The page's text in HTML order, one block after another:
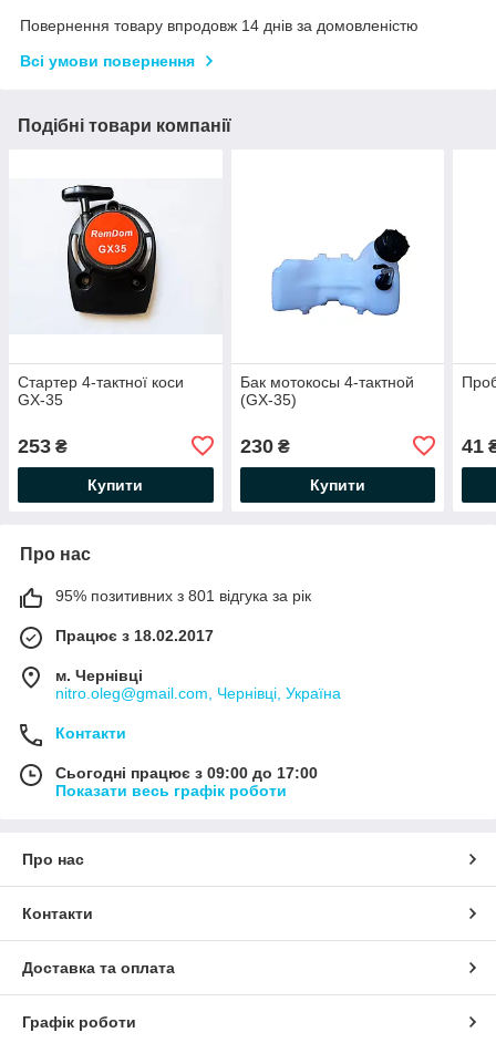
Повернення товару впродовж 14 днів за домовленістю
Всі умови повернення
Подібні товари компанії
Стартер 4-тактної коси
GX-35
253 ₴
Купити
Бак мотокосы 4-тактной
(GX-35)
230₴
Купити
41
Про нас
95% позитивних з 801 відгука за рік
Працює з 18.02.2017
м. Чернівці
nitro.oleg@gmail.com, Чернівці, Україна
Контакти
Сьогодні працює з 09:00 до 17:00
Показати весь графік роботи
Про нас
Контакти
Доставка та оплата
Графік роботи